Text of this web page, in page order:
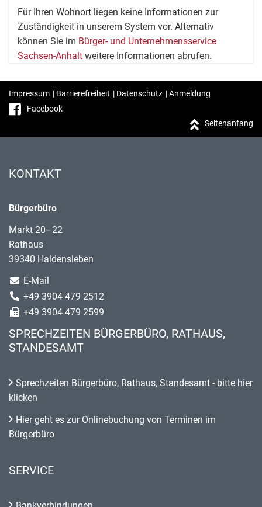
Für Ihren Wohnort liegen keine Informationen zur
Zuständigkeit in unserem System vor. Alternativ
können Sie im Bürger- und Unternehmensservice
Sachsen-Anhalt weitere Informationen abrufen.
Impressum | Barrierefreiheit | Datenschutz |Anmeldung
Facebook
Seitenanfang
KONTAKT
Bürgerbüro
Markt 20–22
Rathaus
39340 Haldensleben
E-Mail
+49 3904 479 2512
+49 3904 479 2599
SPRECHZEITEN BÜRGERBÜRO, RATHAUS,
STANDESAMT
Sprechzeiten Bürgerbüro, Rathaus, Standesamt - bitte hier
klicken
Hier geht es zur Onlinebuchung von Terminen im
Bürgerbüro
SERVICE